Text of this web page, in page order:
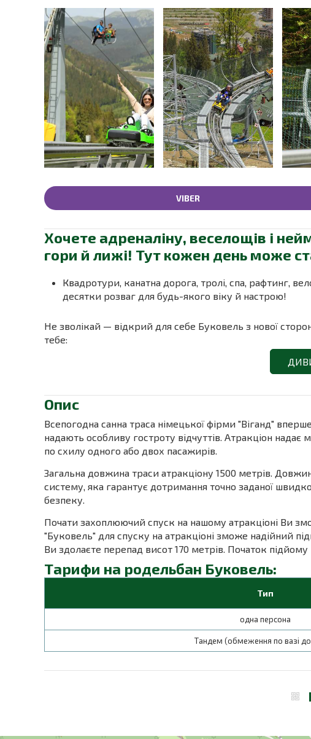
VIBER
Хочете адреналіну, веселощів і
гори й лижі! Тут кожен день може
Квадротури, канатна дорога, тролі, спа, рафтинг,
десятки розваг для будь-якого віку й настрою!
Не зволікай — відкрий для себе Буковель з нової
тебе:
Опис
Всепогодна санна траса німецької фірми "Віганд"
надають особливу гостроту відчуттів. Атракціон
по схилу одного або двох пасажирів.
Загальна довжина траси атракціону 1500 метрів.
систему, яка гарантує дотримання точно заданої
безпеку.
Почати захоплюючий спуск на нашому атракціоні Ви
"Буковель" для спуску на атракціоні зможе надійний
Ви здолаєте перепад висот 170 метрів. Початок підйому
Тарифи на родельбан Буковель:
Тип
одна персона
Тандем (обмеження по вазі до